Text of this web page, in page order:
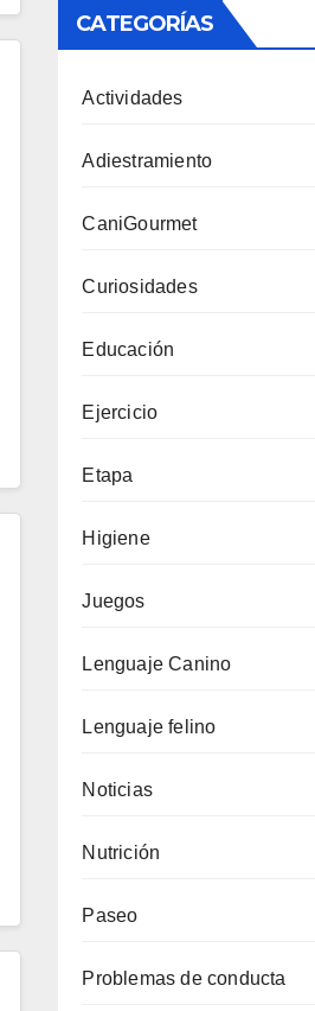
CATEGORÍAS
Actividades
Adiestramiento
CaniGourmet
Curiosidades
Educación
Ejercicio
Etapa
Higiene
Juegos
Lenguaje Canino
Lenguaje felino
Noticias
Nutrición
Paseo
Problemas de conducta